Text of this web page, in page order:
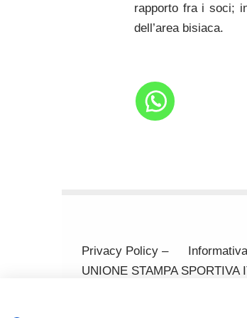
rapporto fra i soci;
dell’area bisiaca.
Privacy Policy –
UNIONE STAMPA SPORTIVA
370371 Codice Fiscale